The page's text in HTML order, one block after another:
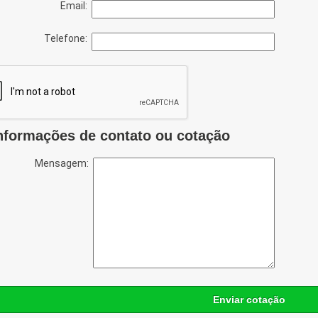
Email:
Telefone:
de contato ou cotação
Mensagem:
Enviar cotação